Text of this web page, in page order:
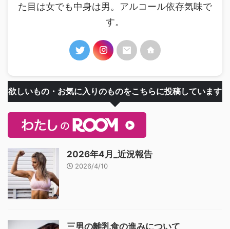
た目は女でも中身は男。アルコール依存気味で
す。
欲しいもの・お気に入りのものをこちらに投稿しています
2026年4月_近況報告
2026/4/10
三男の離乳食の進みについて